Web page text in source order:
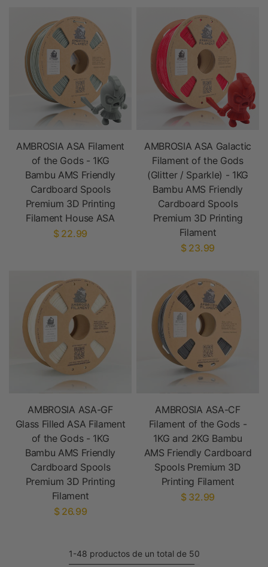
AMBROSIA ASA Filament
of the Gods - 1KG
Bambu AMS Friendly
Cardboard Spools
Premium 3D Printing
Filament House ASA
$ 22.99
AMBROSIA ASA Galactic
Filament of the Gods
(Glitter / Sparkle) - 1KG
Bambu AMS Friendly
Cardboard Spools
Premium 3D Printing
Filament
$ 23.99
AMBROSIA ASA-GF
Glass Filled ASA Filament
of the Gods - 1KG
Bambu AMS Friendly
Cardboard Spools
Premium 3D Printing
Filament
$ 26.99
AMBROSIA ASA-CF
Filament of the Gods -
1KG and 2KG Bambu
AMS Friendly Cardboard
Spools Premium 3D
Printing Filament
$ 32.99
1-48 productos de un total de 50